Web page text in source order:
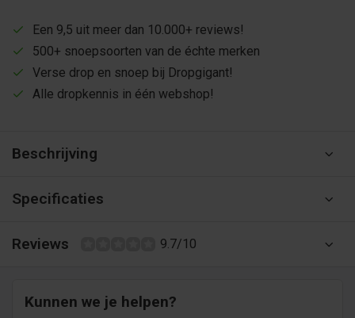
Een 9,5 uit meer dan 10.000+ reviews!
500+ snoepsoorten van de échte merken
Verse drop en snoep bij Dropgigant!
Alle dropkennis in één webshop!
Beschrijving
Specificaties
Reviews 9.7/10
Kunnen we je helpen?